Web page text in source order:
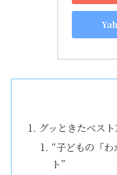
グッときたベスト
“子どもの「
ト”